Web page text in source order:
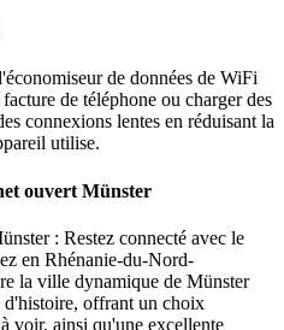
de données de WiFi
de téléphone ou charger des
connexions lentes en réduisant la
utilise.
ouvert Münster
: Restez connecté avec le
en Rhénanie-du-Nord-
la ville dynamique de Münster
d'histoire, offrant un choix
voir, ainsi qu'une excellente